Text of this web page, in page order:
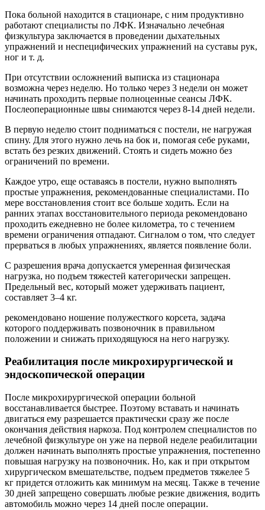
Пока больной находится в стационаре, с ним продуктивно
работают специалисты по ЛФК. Изначально лечебная
физкультура заключается в проведении дыхательных
упражнений и неспецифических упражнений на суставы рук,
ног и т. д.
При отсутствии осложнений выписка из стационара
возможна через неделю. Но только через 3 недели он может
начинать проходить первые полноценные сеансы ЛФК.
Послеоперационные швы снимаются через 8-14 дней недели.
В первую неделю стоит подниматься с постели, не нагружая
спину. Для этого нужно лечь на бок и, помогая себе руками,
встать без резких движений. Стоять и сидеть можно без
ограничений по времени.
Каждое утро, еще оставаясь в постели, нужно выполнять
простые упражнения, рекомендованные специалистами. По
мере восстановления стоит все больше ходить. Если на
ранних этапах восстановительного периода рекомендовано
проходить ежедневно не более километра, то с течением
времени ограничения отпадают. Сигналом о том, что следует
прерваться в любых упражнениях, является появление боли.
С разрешения врача допускается умеренная физическая
нагрузка, но подъем тяжестей категорически запрещен.
Предельный вес, который может удерживать пациент,
составляет 3–4 кг.
рекомендовано ношение полужесткого корсета, задача
которого поддерживать позвоночник в правильном
положении и снижать приходящуюся на него нагрузку.
Реабилитация после микрохирургической и
эндоскопической операции
После микрохирургической операции больной
восстанавливается быстрее. Поэтому вставать и начинать
двигаться ему разрешается практически сразу же после
окончания действия наркоза. Под контролем специалистов по
лечебной физкультуре он уже на первой неделе реабилитации
должен начинать выполнять простые упражнения, постепенно
повышая нагрузку на позвоночник. Но, как и при открытом
хирургическом вмешательстве, подъем предметов тяжелее 5
кг придется отложить как минимум на месяц. Также в течение
30 дней запрещено совершать любые резкие движения, водить
автомобиль можно через 14 дней после операции.